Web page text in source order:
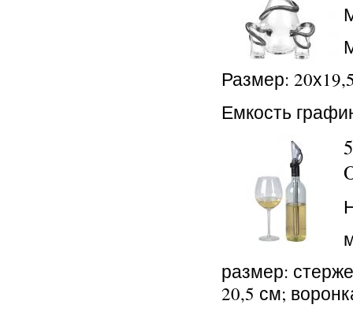
Размер:
Емкость
размер:
20,5 см;